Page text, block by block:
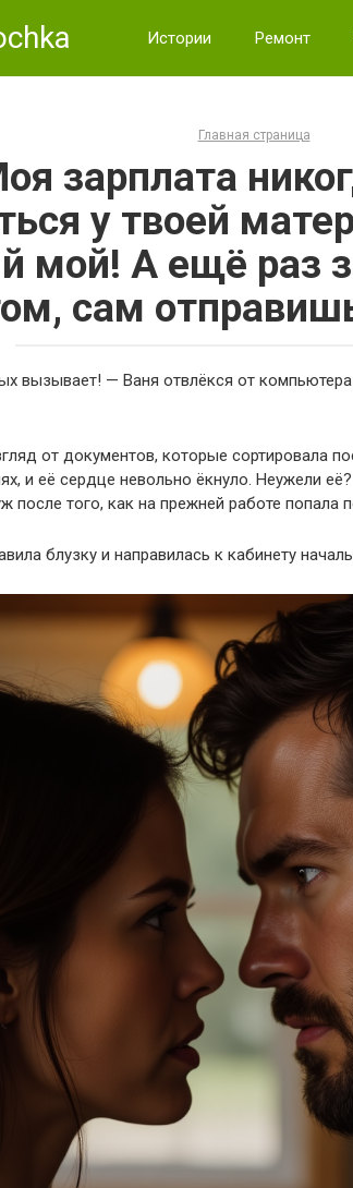
Истории Ремонт
Главная страница
зарплата
у твоей
мой! А ещё раз
сам
вызывает! — Ваня отвлёкся от
от документов, которые сортировала
и её сердце невольно ёкнуло. Неужели
после того, как на прежней работе попала
блузку и направилась к кабинету